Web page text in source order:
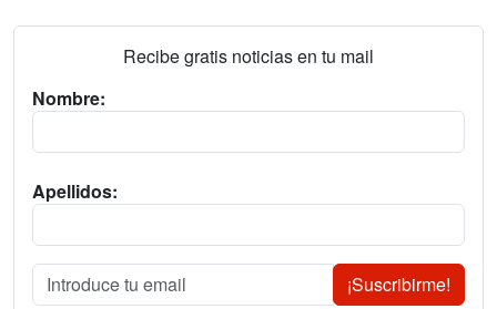
Recibe gratis noticias en tu mail
Nombre:
Apellidos:
¡Suscribirme!